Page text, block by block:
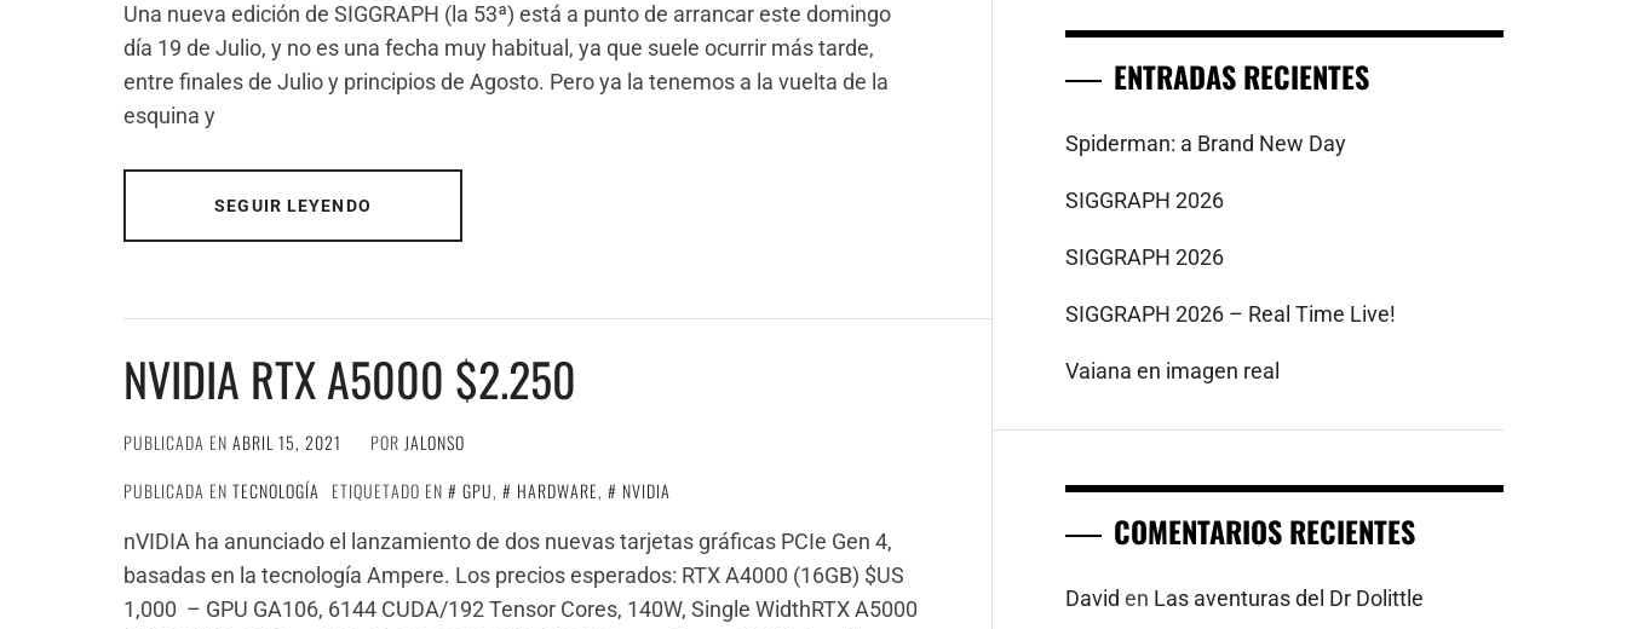
Una nueva edición de SIGGRAPH (la 53ª) está a punto de arrancar este domingo
día 19 de Julio, y no es una fecha muy habitual, ya que suele ocurrir más tarde,
entre finales de Julio y principios de Agosto. Pero ya la tenemos a la vuelta de la
esquina y
SEGUIR LEYENDO
NVIDIA RTX A5000 $2.250
PUBLICADA EN ABRIL 15, 2021 POR JALONSO
PUBLICADA EN TECNOLOGÍA ETIQUETADO EN GPU, HARDWARE,
NVIDIA
nVIDIA ha anunciado el lanzamiento de dos nuevas tarjetas gráficas PCIe Gen 4,
basadas en la tecnología Ampere. Los precios esperados: RTX A4000 (16GB) $US
1,000 – GPU GA106, 6144 CUDA/192 Tensor Cores, 140W, Single WidthRTX A5000
ENTRADAS RECIENTES
Spiderman: a Brand New Day
SIGGRAPH 2026
SIGGRAPH 2026
SIGGRAPH 2026 – Real Time Live!
Vaiana en imagen real
COMENTARIOS RECIENTES
David en Las aventuras del Dr Dolittle